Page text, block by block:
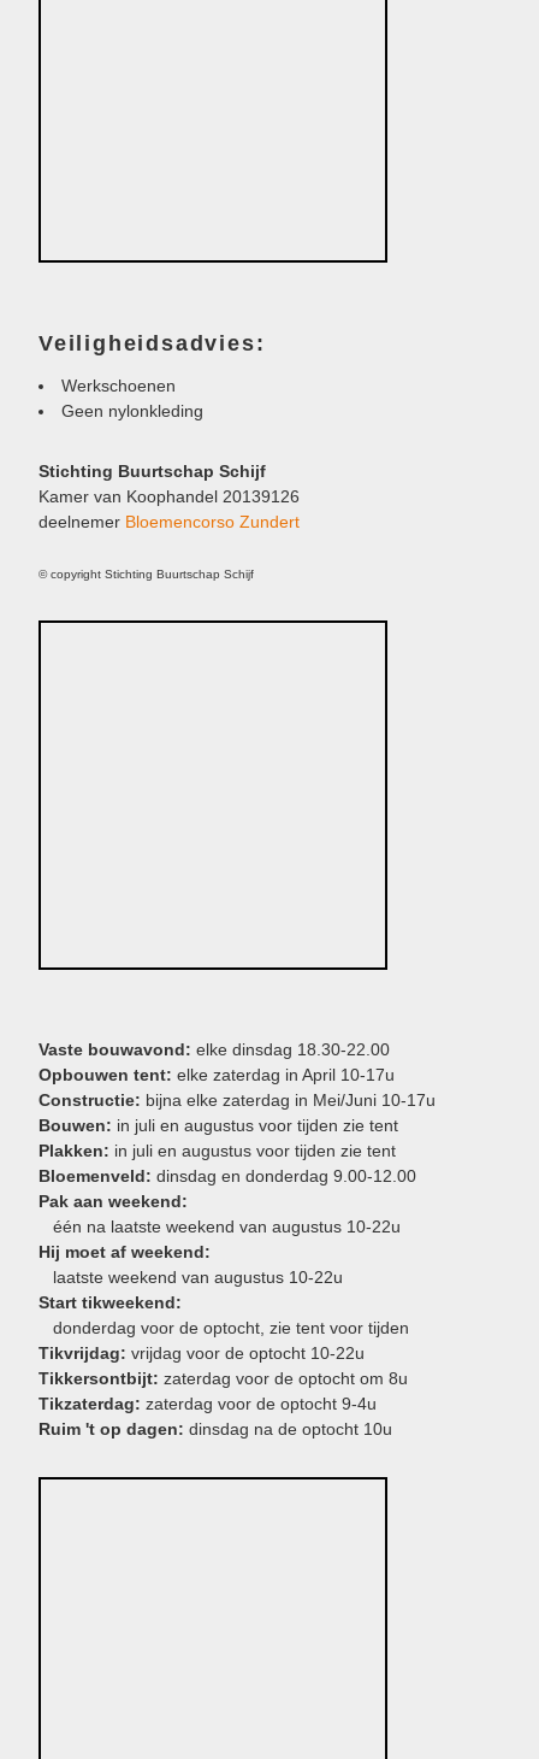
Veiligheidsadvies:
Werkschoenen
Geen nylonkleding
Stichting Buurtschap Schijf
Kamer van Koophandel 20139126
deelnemer Bloemencorso Zundert
© copyright Stichting Buurtschap Schijf
Vaste bouwavond: elke dinsdag 18.30-22.00
Opbouwen tent: elke zaterdag in April 10-17u
Constructie: bijna elke zaterdag in Mei/Juni 10-17u
Bouwen: in juli en augustus voor tijden zie tent
Plakken: in juli en augustus voor tijden zie tent
Bloemenveld: dinsdag en donderdag 9.00-12.00
Pak aan weekend:
één na laatste weekend van augustus 10-22u
Hij moet af weekend:
laatste weekend van augustus 10-22u
Start tikweekend:
donderdag voor de optocht, zie tent voor tijden
Tikvrijdag: vrijdag voor de optocht 10-22u
Tikkersontbijt: zaterdag voor de optocht om 8u
Tikzaterdag: zaterdag voor de optocht 9-4u
Ruim 't op dagen: dinsdag na de optocht 10u